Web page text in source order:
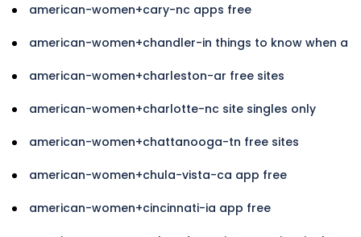
american-women+cary-nc apps free
american-women+chandler-in things to know when a
american-women+charleston-ar free sites
american-women+charlotte-nc site singles only
american-women+chattanooga-tn free sites
american-women+chula-vista-ca app free
american-women+cincinnati-ia app free